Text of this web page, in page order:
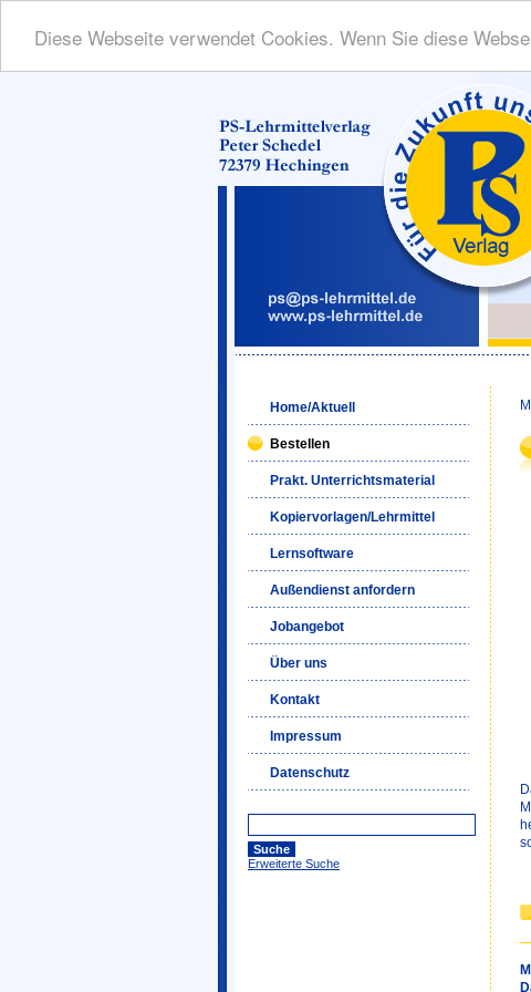
Diese Webseite verwendet Cookies. Wenn Sie diese
Home/Aktuell
Bestellen
Prakt. Unterrichtsmaterial
Kopiervorlagen/Lehrmittel
Lernsoftware
Außendienst anfordern
Jobangebot
Über uns
Kontakt
Impressum
Datenschutz
Erweiterte Suche